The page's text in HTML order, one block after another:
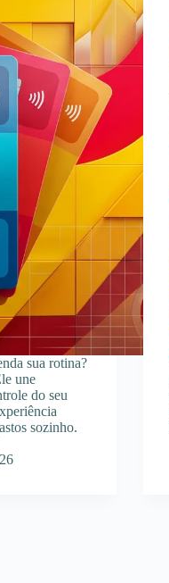
sua rotina?
une
do seu
sozinho.